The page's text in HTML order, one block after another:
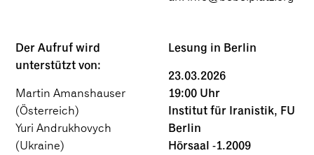
Der Aufruf wird
unterstützt von:
Martin Amanshauser
(Österreich)
Yuri Andrukhovych
(Ukraine)
Lesung in Berlin
23.03.2026
19:00 Uhr
Institut für Iranistik, FU
Berlin
Hörsaal -1.2009